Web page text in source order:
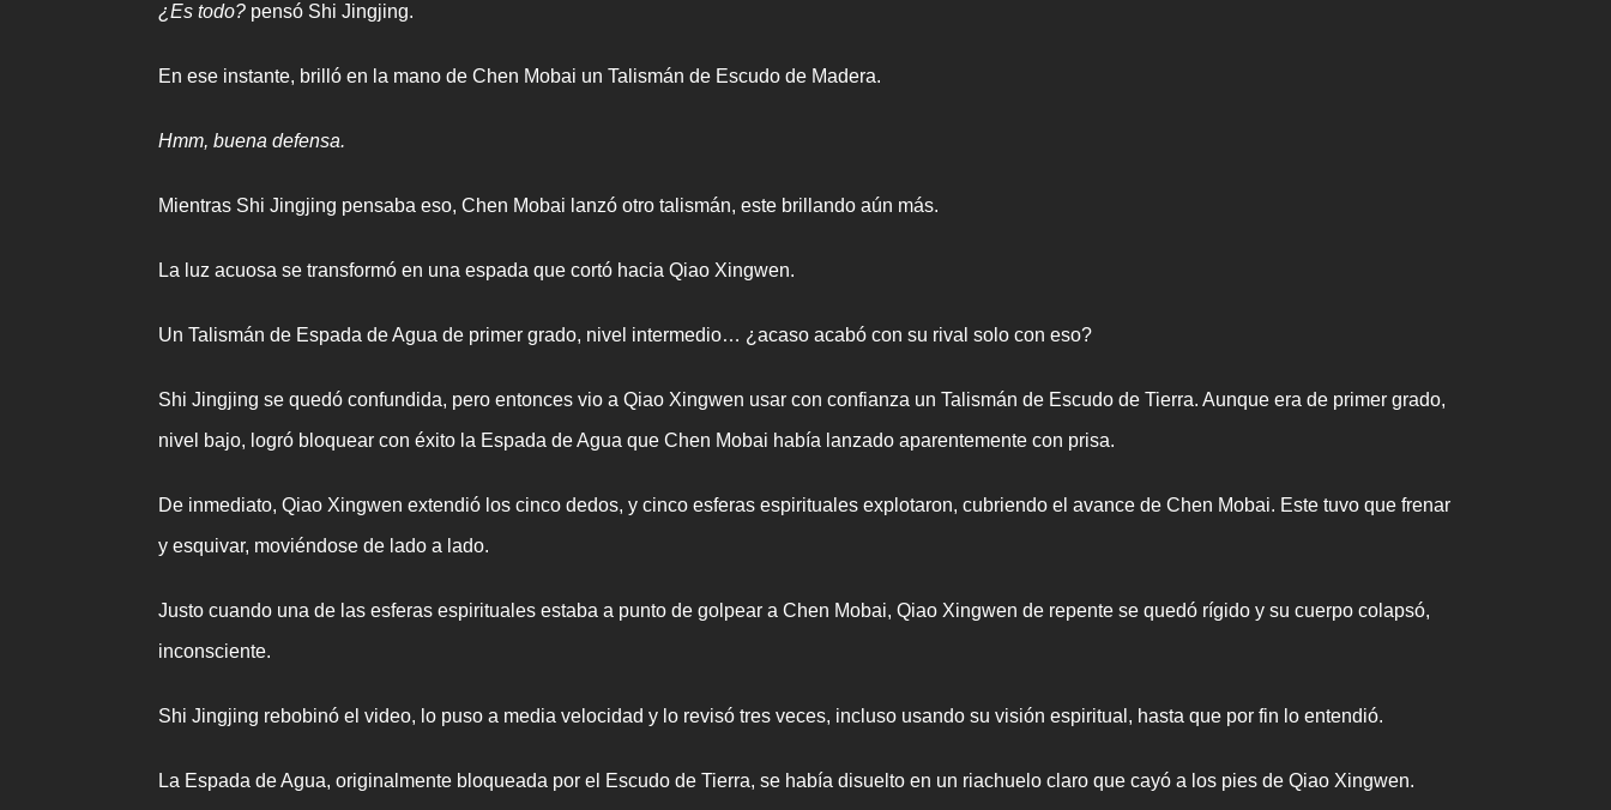
¿Es todo? pensó Shi Jingjing.
En ese instante, brilló en la mano de Chen Mobai un Talismán de Escudo de Madera.
Hmm, buena defensa.
Mientras Shi Jingjing pensaba eso, Chen Mobai lanzó otro talismán, este brillando aún más.
La luz acuosa se transformó en una espada que cortó hacia Qiao Xingwen.
Un Talismán de Espada de Agua de primer grado, nivel intermedio… ¿acaso acabó con su rival solo con eso?
Shi Jingjing se quedó confundida, pero entonces vio a Qiao Xingwen usar con confianza un Talismán de Escudo de Tierra. Aunque era de primer grado,
nivel bajo, logró bloquear con éxito la Espada de Agua que Chen Mobai había lanzado aparentemente con prisa.
De inmediato, Qiao Xingwen extendió los cinco dedos, y cinco esferas espirituales explotaron, cubriendo el avance de Chen Mobai. Este tuvo que frenar
y esquivar, moviéndose de lado a lado.
Justo cuando una de las esferas espirituales estaba a punto de golpear a Chen Mobai, Qiao Xingwen de repente se quedó rígido y su cuerpo colapsó,
inconsciente.
Shi Jingjing rebobinó el video, lo puso a media velocidad y lo revisó tres veces, incluso usando su visión espiritual, hasta que por fin lo entendió.
La Espada de Agua, originalmente bloqueada por el Escudo de Tierra, se había disuelto en un riachuelo claro que cayó a los pies de Qiao Xingwen.